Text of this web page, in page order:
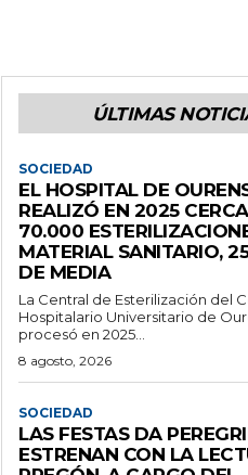
ÚLTIMAS
SOCIEDAD
EL HOSPITAL DE
REALIZÓ EN 2025
70.000
MATERIAL SANITARIO,
DE MEDIA
La Central de Esterilización del
Hospitalario Universitario de
procesó en 2025...
8 agosto, 2026
SOCIEDAD
LAS FESTAS DA
ESTRENAN CON LA